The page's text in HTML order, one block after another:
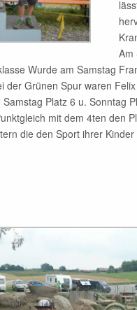
Am
Wurde am Samstag
der Grünen Spur waren
Platz 6 u. Sonntag
mit dem 4ten den
die den Sport ihrer